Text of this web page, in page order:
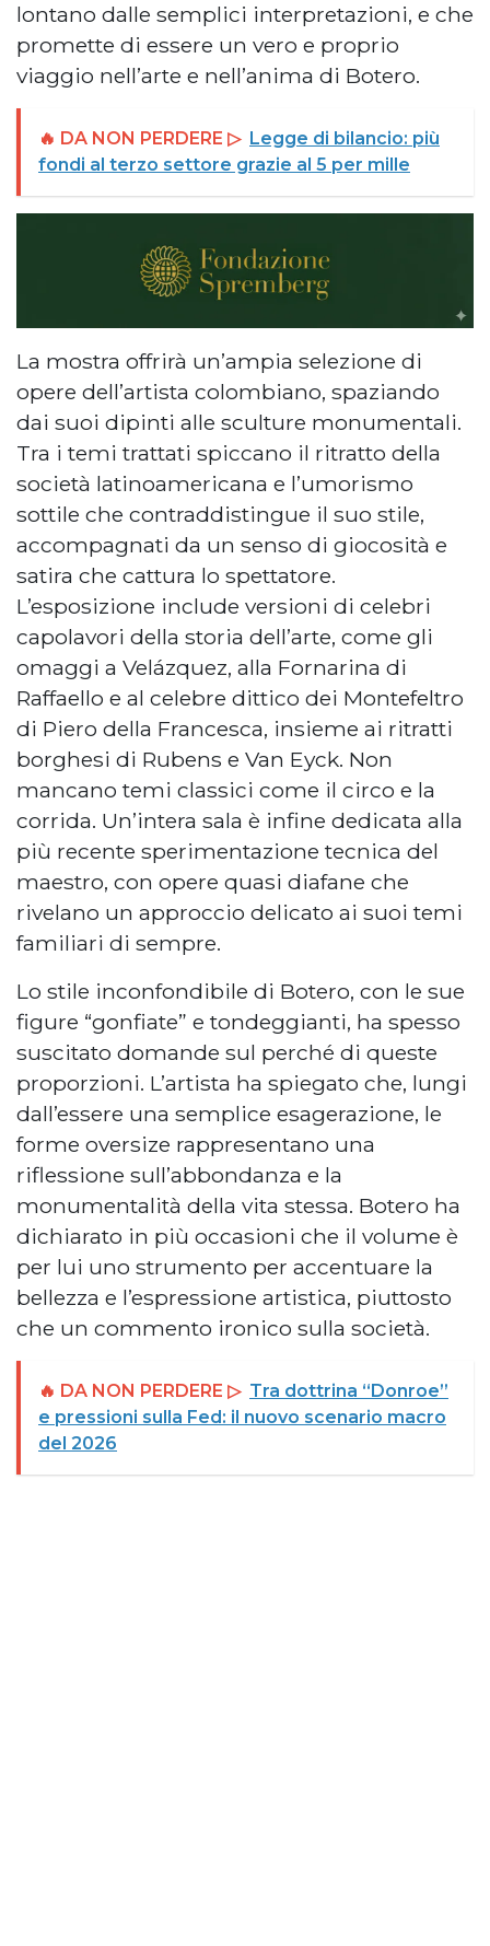
lontano dalle semplici interpretazioni, e che
promette di essere un vero e proprio
viaggio nell’arte e nell’anima di Botero.
🔥 DA NON PERDERE ▷ Legge di bilancio: più
fondi al terzo settore grazie al 5 per mille
La mostra offrirà un’ampia selezione di
opere dell’artista colombiano, spaziando
dai suoi dipinti alle sculture monumentali.
Tra i temi trattati spiccano il ritratto della
società latinoamericana e l’umorismo
sottile che contraddistingue il suo stile,
accompagnati da un senso di giocosità e
satira che cattura lo spettatore.
L’esposizione include versioni di celebri
capolavori della storia dell’arte, come gli
omaggi a Velázquez, alla Fornarina di
Raffaello e al celebre dittico dei Montefeltro
di Piero della Francesca, insieme ai ritratti
borghesi di Rubens e Van Eyck. Non
mancano temi classici come il circo e la
corrida. Un’intera sala è infine dedicata alla
più recente sperimentazione tecnica del
maestro, con opere quasi diafane che
rivelano un approccio delicato ai suoi temi
familiari di sempre.
Lo stile inconfondibile di Botero, con le sue
figure “gonfiate” e tondeggianti, ha spesso
suscitato domande sul perché di queste
proporzioni. L’artista ha spiegato che, lungi
dall’essere una semplice esagerazione, le
forme oversize rappresentano una
riflessione sull’abbondanza e la
monumentalità della vita stessa. Botero ha
dichiarato in più occasioni che il volume è
per lui uno strumento per accentuare la
bellezza e l’espressione artistica, piuttosto
che un commento ironico sulla società.
🔥 DA NON PERDERE ▷ Tra dottrina “Donroe”
e pressioni sulla Fed: il nuovo scenario macro
del 2026